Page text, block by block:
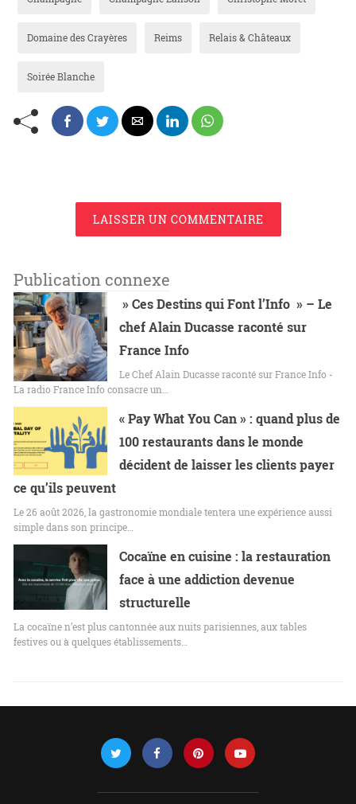
Domaine des Crayères Reims Relais & Châteaux
Soirée Blanche
LAISSER UN COMMENTAIRE
Publication connexe
» Ces Destins qui Font l’Info » – Le
chef Alain Ducasse raconté sur
France Info
Le Chef Alain Ducasse raconté sur France Info -
La radio France Info consacre un…
« Pay What You Can » : quand plus de
100 restaurants dans le monde
décident de laisser les clients payer
ce qu’ils peuvent
Le 26 août 2026, la gastronomie mondiale tentera une expérience aussi
simple dans son principe…
Cocaïne en cuisine : la restauration
face à une addiction devenue
structurelle
La cocaïne n’est plus cantonnée aux nuits parisiennes, aux tables
festives ou à quelques établissements…